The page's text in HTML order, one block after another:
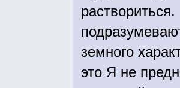
земного
это Я не